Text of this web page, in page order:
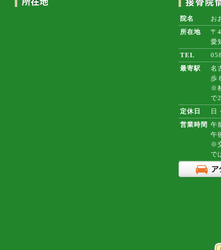
院名
お
所在地
〒
愛
TEL
最寄駅
名
歩
※
で
定休日
日
営業時間 午
午
※
で